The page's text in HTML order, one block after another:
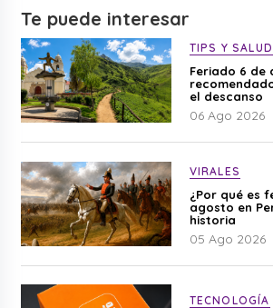
Te puede interesar
TIPS Y SALUD
Feriado 6 de
el descanso
06 Ago 2026
VIRALES
¿Por qué es
agosto en
historia
05 Ago 2026
TECNOLOGÍA